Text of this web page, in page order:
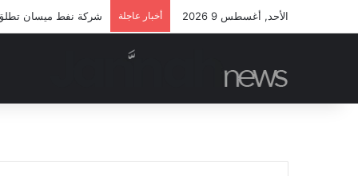
الأحد, أغسطس 9 2026 أخبار عاجلة شركة نفط ميسان تطلق